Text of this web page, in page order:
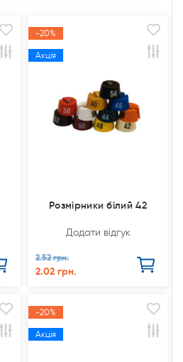
-20%
Акція
Розмірники білий 42
Додати відгук
2.52 грн.
2.02 грн.
-20%
Акція